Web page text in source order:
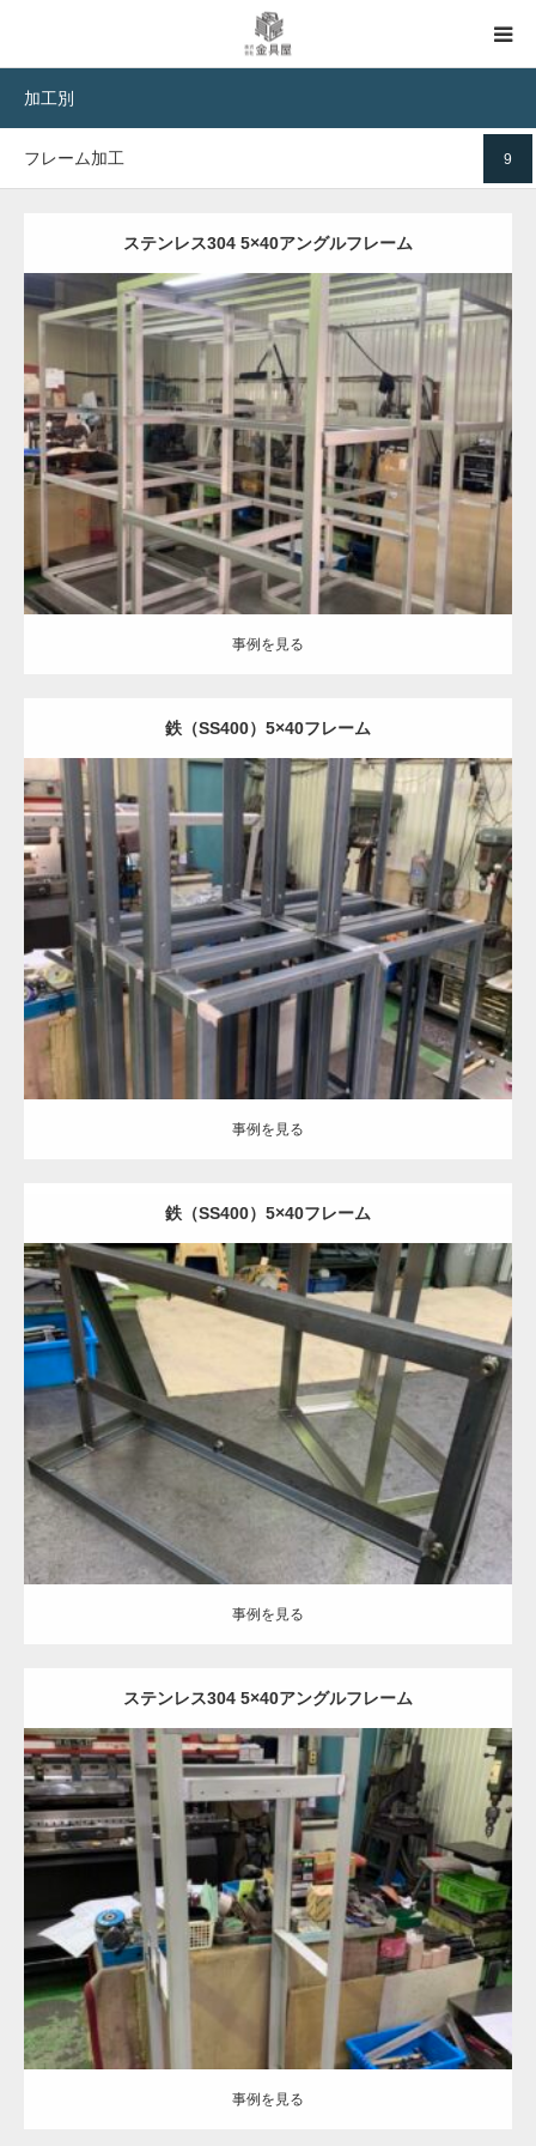
加工別
9
フレーム加工
ステンレス304 5×40アングルフレーム
Category: ステンレスHot材 半導体部品 機械部品 フレーム加工
加工 バフ研磨処理 ヘアーライン処理 塗装処理 酸洗い処理
事例を見る
事例を見る
鉄（SS400）5×40フレーム
Category: 半導体部品 機械部品 フレーム加工 溶接加工
事例を見る
事例を見る
鉄（SS400）5×40フレーム
Category: 鉄 機械部品 フレーム加工 溶接加工
事例を見る
事例を見る
ステンレス304 5×40アングルフレーム
Category:ステンレスHot材 半導体部品 機械部品 フレーム加工 溶接
加工
事例を見る
事例を見る
事例集TOP
用途別
加工別
処理別